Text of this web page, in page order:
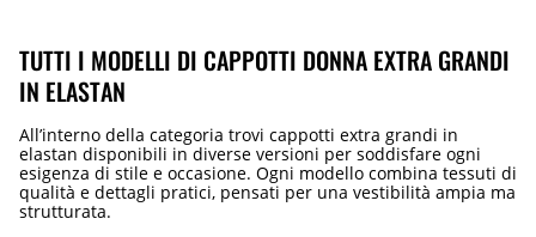
TUTTI I MODELLI DI CAPPOTTI DONNA EXTRA GRANDI
IN ELASTAN
All’interno della categoria trovi cappotti extra grandi in
elastan disponibili in diverse versioni per soddisfare ogni
esigenza di stile e occasione. Ogni modello combina tessuti di
qualità e dettagli pratici, pensati per una vestibilità ampia ma
strutturata.